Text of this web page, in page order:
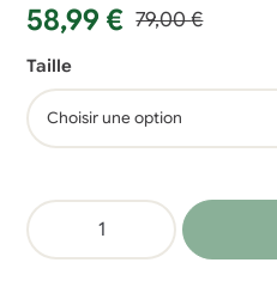
79,00€
Le
prix
initial
était :
79,00 €.
58,99 €
Le
prix
actuel
est :
58,99 €.
Taille
quantité
de